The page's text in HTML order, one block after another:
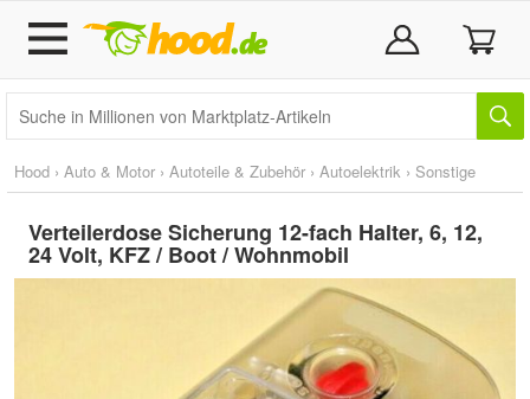
Hood › Auto & Motor › Autoteile & Zubehör › Autoelektrik › Sonstige
Verteilerdose Sicherung 12-fach Halter, 6, 12,
24 Volt, KFZ / Boot / Wohnmobil